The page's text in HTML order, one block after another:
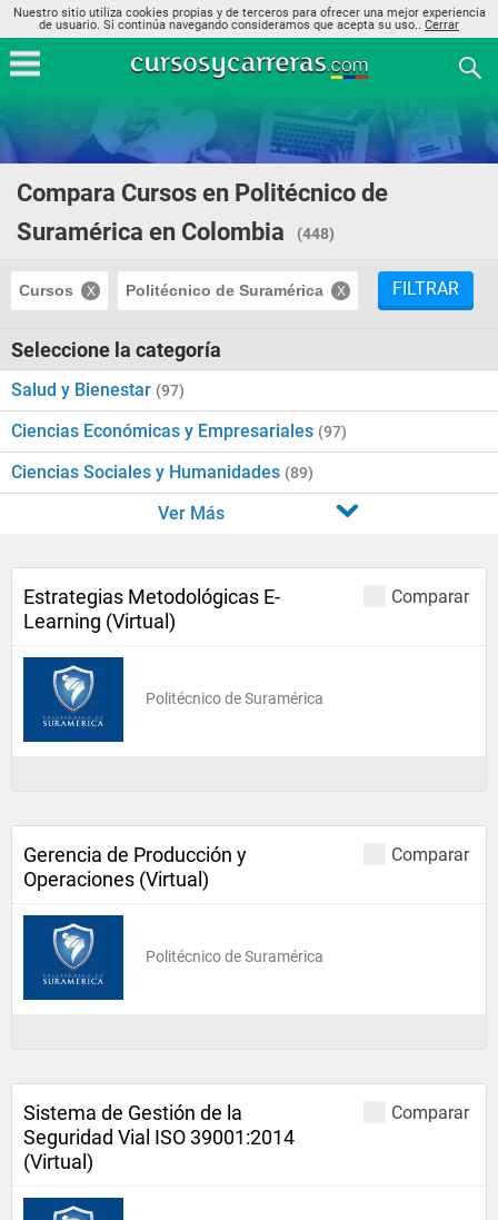
Nuestro sitio utiliza cookies propias y de terceros para ofrecer una mejor experiencia
de usuario. Si continúa navegando consideramos que acepta su uso.. Cerrar
Compara Cursos en Politécnico de
Suramérica en Colombia
(448)
Cursos Politécnico de Suramérica FILTRAR
Seleccione la categoría
Salud y Bienestar (97)
Ciencias Económicas y Empresariales (97)
Ciencias Sociales y Humanidades (89)
Ver Más
Comparar
Estrategias Metodológicas E-
Learning (Virtual)
Politécnico de Suramérica
Comparar
Gerencia de Producción y
Operaciones (Virtual)
Politécnico de Suramérica
Comparar
Sistema de Gestión de la
Seguridad Vial ISO 39001:2014
(Virtual)